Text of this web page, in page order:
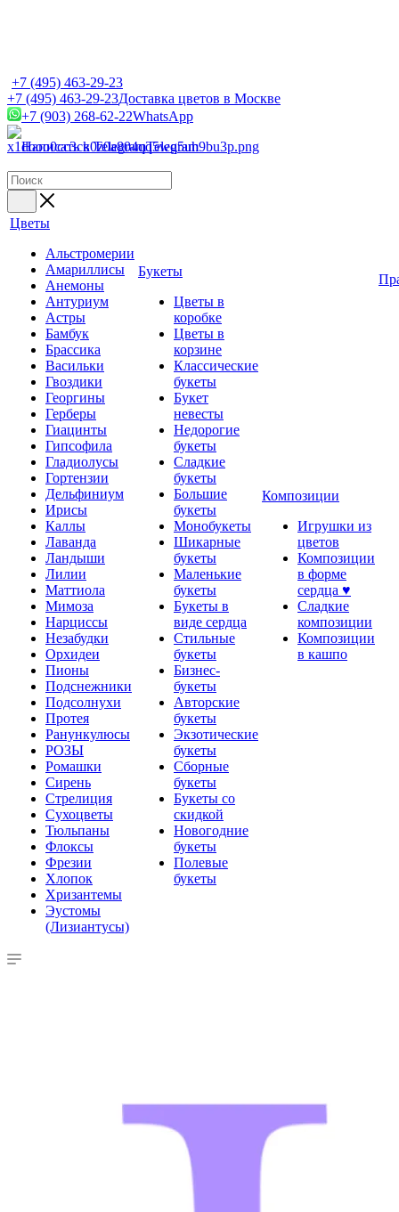
+7 (495) 463-29-23
+7 (495) 463-29-23Доставка цветов в Москве
+7 (903) 268-62-22WhatsApp
Написать в TelegramTelegram
Цветы
Альстромерии
Амариллисы
Анемоны
Антуриум
Астры
Бамбук
Брассика
Васильки
Гвоздики
Георгины
Герберы
Гиацинты
Гипсофила
Гладиолусы
Гортензии
Дельфиниум
Ирисы
Каллы
Лаванда
Ландыши
Лилии
Маттиола
Мимоза
Нарциссы
Незабудки
Орхидеи
Пионы
Подснежники
Подсолнухи
Протея
Ранункулюсы
РОЗЫ
Ромашки
Сирень
Стрелиция
Сухоцветы
Тюльпаны
Флоксы
Фрезии
Хлопок
Хризантемы
Эустомы
(Лизиантусы)
Букеты
Цветы в
коробке
Цветы в
корзине
Классические
букеты
Букет
невесты
Недорогие
букеты
Сладкие
букеты
Большие
букеты
Монобукеты
Шикарные
букеты
Маленькие
букеты
Букеты в
виде сердца
Стильные
букеты
Бизнес-
букеты
Авторские
букеты
Экзотические
букеты
Сборные
букеты
Букеты со
скидкой
Новогодние
букеты
Полевые
букеты
Композиции
Игрушки из
цветов
Композиции
в форме
сердца ♥
Сладкие
композиции
Композиции
в кашпо